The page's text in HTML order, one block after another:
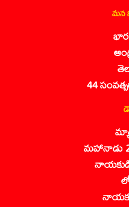
మన
44
మహానాడు